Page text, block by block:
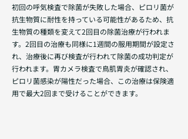
初回の呼気検査で除菌が失敗した場合、ピロリ菌が
抗生物質に耐性を持っている可能性があるため、抗
生物質の種類を変えて2回目の除菌治療が行われま
す。2回目の治療も同様に1週間の服用期間が設定さ
れ、治療後に再び検査が行われて除菌の成功判定が
行われます。胃カメラ検査で鳥肌胃炎が確認され、
ピロリ菌感染が陽性だった場合、この治療は保険適
用で最大2回まで受けることができます。